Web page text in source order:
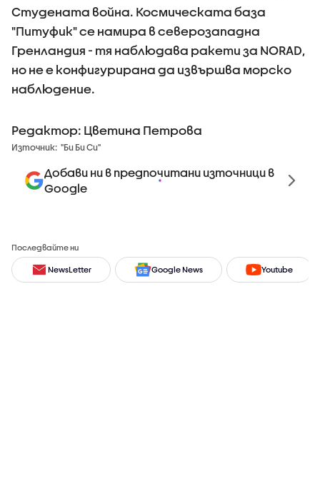
Студената война. Космическата база
"Питуфик" се намира в северозападна
Гренландия - тя наблюдава ракети за NORAD,
но не е конфигурирана да извършва морско
наблюдение.
Редактор: Цветина Петрова
Източник: "Би Би Си"
Добави ни в предпочитани източници в
Google
Последвайте ни
NewsLetter Google News Youtube